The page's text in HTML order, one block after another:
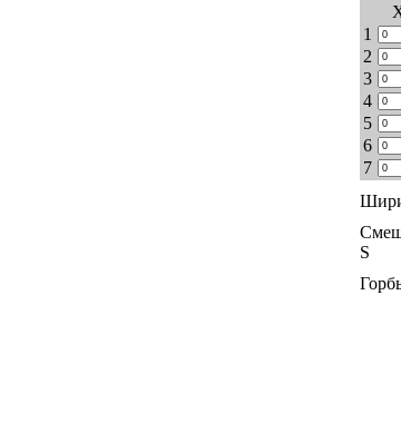
1
2
3
4
5
6
7
S